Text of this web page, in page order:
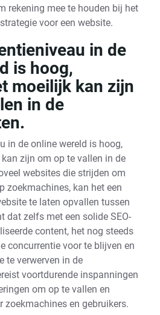
rekening mee te houden bij het
voor een website.
in de
is hoog,
moeilijk kan zijn
in de
in de online wereld is hoog,
zijn om op te vallen in de
websites die strijden om
zoekmachines, kan het een
te laten opvallen tussen
dat zelfs met een solide SEO-
content, het nog steeds
concurrentie voor te blijven en
te verwerven in de
voortdurende inspanningen
om op te vallen en
zoekmachines en gebruikers.